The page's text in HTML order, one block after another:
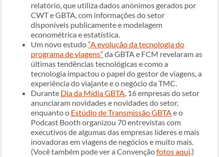
relatório, que utiliza dados anónimos gerados por
CWT e GBTA, com informações do setor
disponíveis publicamente e modelagem
econométrica e estatística.
Um novo estudo“A evolução da tecnologia do
programa de viagens” da GBTA e FCM revelaram as
últimas tendências tecnológicas e como a
tecnologia impactou o papel do gestor de viagens, a
experiência do viajante e o negócio da TMC.
Durante Dia da Mídia GBTA, 16 empresas do setor
anunciaram novidades e novidades do setor,
enquanto o Estúdio de Transmissão GBTAe o
Podcast Booth organizou 70 entrevistas com
executivos de algumas das empresas líderes e mais
inovadoras em viagens de negócios e muito mais.
(Você também pode ver a Convençãofotos aqui.)